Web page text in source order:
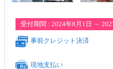
受付期間 : 2024年8月1日 ～
事前クレジット決済
現地支払い